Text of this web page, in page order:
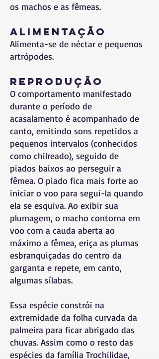
os machos e as fêmeas.
Alimentação
Alimenta-se de néctar e pequenos
artrópodes.
Reprodução
O comportamento manifestado
durante o período de
acasalamento é acompanhado de
canto, emitindo sons repetidos a
pequenos intervalos (conhecidos
como chilreado), seguido de
piados baixos ao perseguir a
fêmea. O piado fica mais forte ao
iniciar o voo para segui-la quando
ela se esquiva. Ao exibir sua
plumagem, o macho contorna em
voo com a cauda aberta ao
máximo a fêmea, eriça as plumas
esbranquiçadas do centro da
garganta e repete, em canto,
algumas sílabas.
Essa espécie constrói na
extremidade da folha curvada da
palmeira para ficar abrigado das
chuvas. Assim como o resto das
espécies da família Trochilidae,